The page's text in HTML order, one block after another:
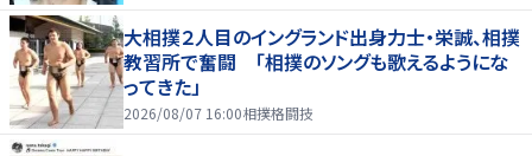
大相撲２人目のイングランド出身力士・栄誠、相撲
教習所で奮闘 「相撲のソングも歌えるようにな
ってきた」
2026/08/07 16:00相撲格闘技